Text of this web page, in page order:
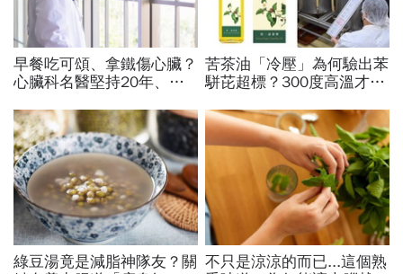
早餐吃可頌、拿鐵傷心臟？
心臟科名醫堅持20年、早
喝咖啡前先喝「這1杯」更
護心
苦茶油「冷壓」為何驗出苯
駢芘超標？300度高溫才大
顏宗海籲這件事
綠豆湯竟是減脂神隊友？關 不只是涼涼的而已...這個熟